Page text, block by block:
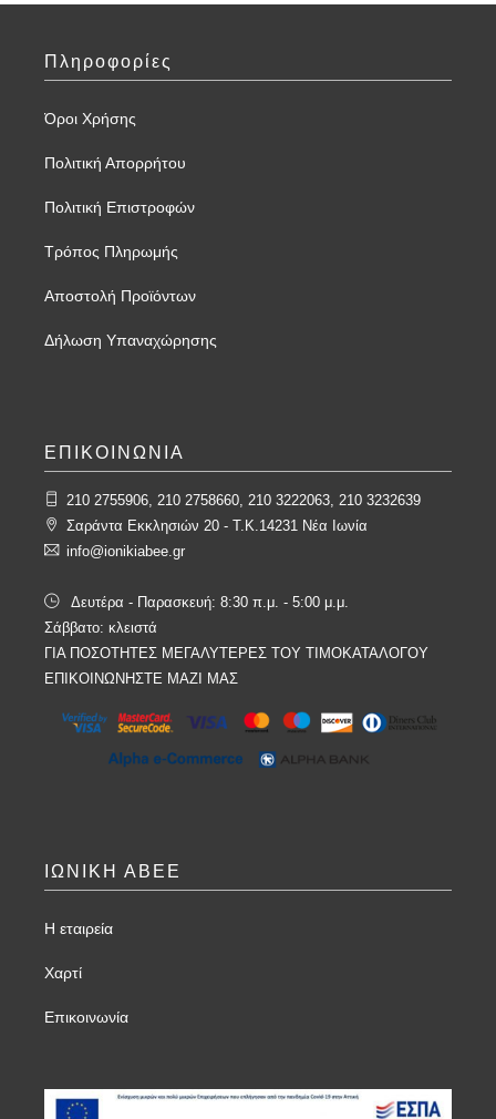
Πληροφορίες
Όροι Χρήσης
Πολιτική Απορρήτου
Πολιτική Επιστροφών
Τρόπος Πληρωμής
Αποστολή Προϊόντων
Δήλωση Υπαναχώρησης
ΕΠΙΚΟΙΝΩΝΙΑ
210 2755906, 210 2758660, 210 3222063, 210 3232639
Σαράντα Εκκλησιών 20 - T.K.14231 Νέα Ιωνία
info@ionikiabee.gr
Δευτέρα - Παρασκευή: 8:30 π.μ. - 5:00 μ.μ.
Σάββατο: κλειστά
ΓΙΑ ΠΟΣΟΤΗΤΕΣ ΜΕΓΑΛΥΤΕΡΕΣ ΤΟΥ ΤΙΜΟΚΑΤΑΛΟΓΟΥ
ΕΠΙΚΟΙΝΩΝΗΣΤΕ ΜΑΖΙ ΜΑΣ
ΙΩΝΙΚΗ ΑΒΕΕ
Η εταιρεία
Χαρτί
Επικοινωνία